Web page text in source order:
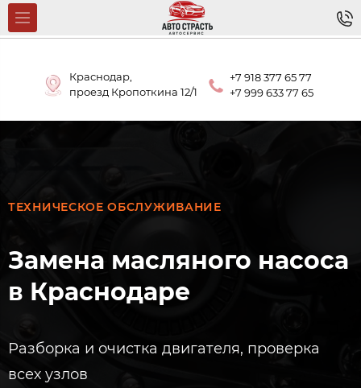
Краснодар,
проезд Кропоткина 12/1
+7 918 377 65 77
+7 999 633 77 65
ТЕХНИЧЕСКОЕ ОБСЛУЖИВАНИЕ
Замена масляного насоса
в Краснодаре
Разборка и очистка двигателя, проверка
всех узлов